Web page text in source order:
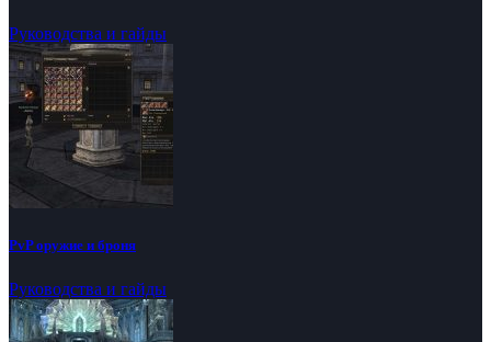
Руководства и гайды
PvP оружие и броня
Руководства и гайды